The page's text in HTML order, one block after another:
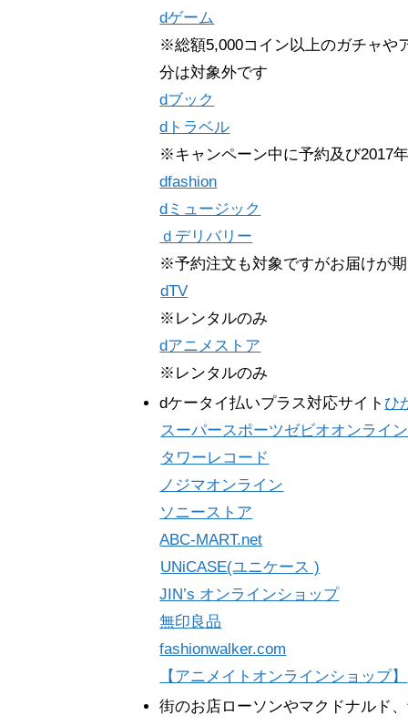
dゲーム
※総額5,000コイン以上のガチャや
分は対象外です
dブック
dトラベル
※キャンペーン中に予約及び2017
dfashion
dミュージック
ｄデリバリー
※予約注文も対象ですがお届けが
dTV
※レンタルのみ
dアニメストア
※レンタルのみ
dケータイ払いプラス対応サイトひ
スーパースポーツゼビオオンライ
タワーレコード
ノジマオンライン
ソニーストア
ABC-MART.net
UNiCASE(ユニケース )
JIN’s オンラインショップ
無印良品
fashionwalker.com
【アニメイトオンラインショップ】
街のお店ローソンやマクドナルド